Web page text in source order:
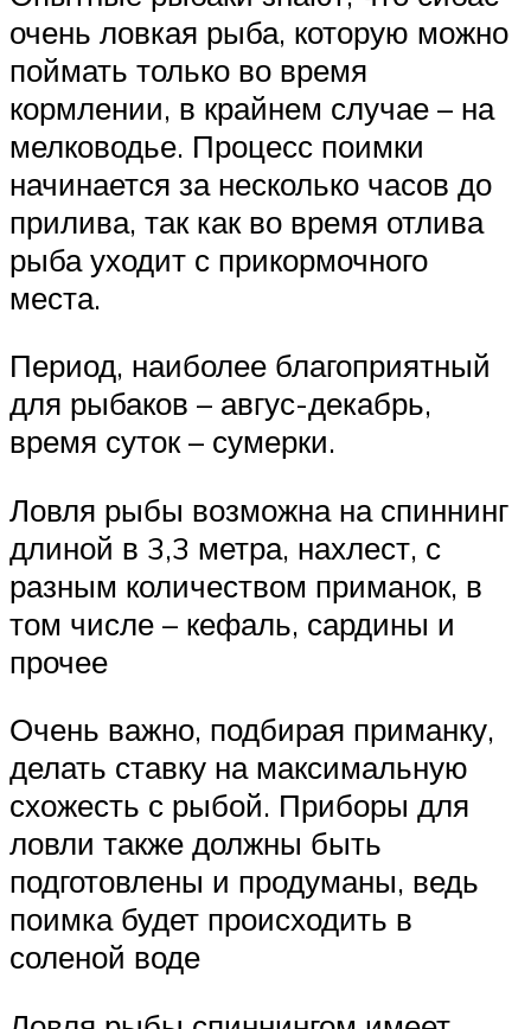
очень ловкая рыба, которую можно
поймать только во время
кормлении, в крайнем случае – на
мелководье. Процесс поимки
начинается за несколько часов до
прилива, так как во время отлива
рыба уходит с прикормочного
места.
Период, наиболее благоприятный
для рыбаков – авгус-декабрь,
время суток – сумерки.
Ловля рыбы возможна на спиннинг
длиной в 3,3 метра, нахлест, с
разным количеством приманок, в
том числе – кефаль, сардины и
прочее
Очень важно, подбирая приманку,
делать ставку на максимальную
схожесть с рыбой. Приборы для
ловли также должны быть
подготовлены и продуманы, ведь
поимка будет происходить в
соленой воде